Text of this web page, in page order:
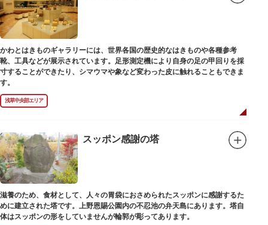
かわとはきものギャラリーには、世界各国の歴史的なはきものや各種参考
靴、工具などが展示されています。足形測定機により自身の足の甲回りを採
寸することができたり、シマウマや象など変わった皮に触れることもできま
す。
浅草中央部エリア
スッポン感謝の塔
滋養のため、食材として、人々の胃袋におさめられたスッポンに感謝するた
めに建立された塔です。上野恩賜公園内の不忍池の弁天島にあります。塔自
体はスッポンの形をしていませんが輪郭が彫ってあります。